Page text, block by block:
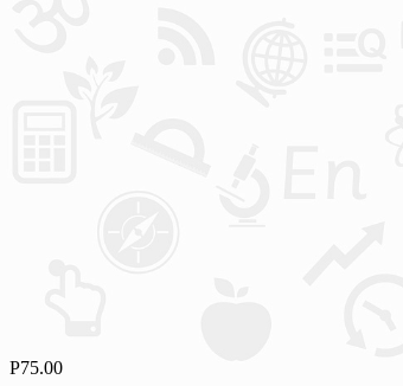
Р75.00